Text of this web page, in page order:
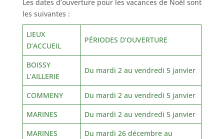
Les dates d’ouverture pour les vacances de Noël sont
les suivantes :
LIEUX
D’ACCUEIL
PÉRIODES D’OUVERTURE
BOISSY
L’AILLERIE
Du mardi 2 au vendredi 5 janvier
COMMENY
Du mardi 2 au vendredi 5 janvier
MARINES
Du mardi 2 au vendredi 5 janvier
MARINES
Du mardi 26 décembre au